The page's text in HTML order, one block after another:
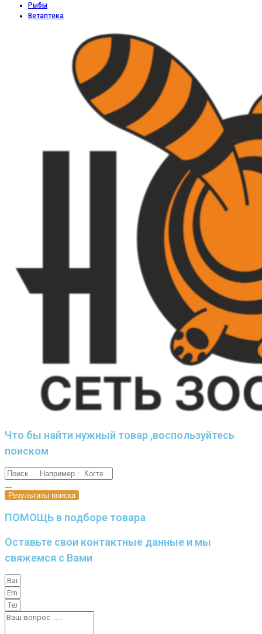
Рыбы
Ветаптека
Что бы найти нужный товар ,воспользуйтесь
поиском
Результаты поиска
ПОМОЩЬ в подборе товара
Оставьте свои контактные данные и мы
свяжемся с Вами